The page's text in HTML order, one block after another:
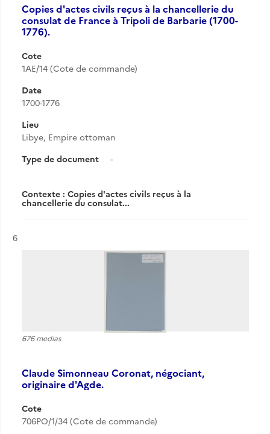
Copies d'actes civils reçus à la chancellerie du
consulat de France à Tripoli de Barbarie (1700-
1776).
Cote
1AE/14 (Cote de commande)
Date
1700-1776
Lieu
Libye, Empire ottoman
Type de document
-
Contexte : Copies d'actes civils reçus à la
chancellerie du consulat...
Résultat n°
6
676 medias
Claude Simonneau Coronat, négociant,
originaire d'Agde.
Cote
706PO/1/34 (Cote de commande)